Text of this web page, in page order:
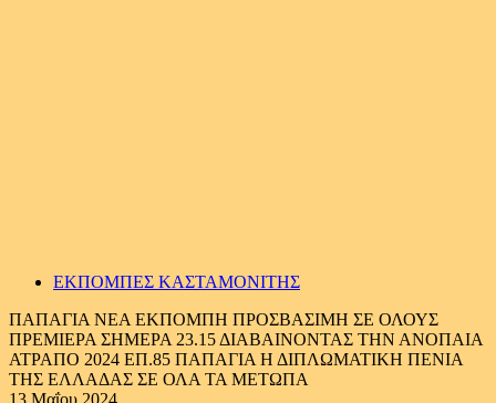
ΕΚΠΟΜΠΕΣ ΚΑΣΤΑΜΟΝΙΤΗΣ
ΠΑΠΑΓΙΑ ΝΕΑ ΕΚΠΟΜΠΗ ΠΡΟΣΒΑΣΙΜΗ ΣΕ ΟΛΟΥΣ
ΠΡΕΜΙΕΡΑ ΣΗΜΕΡΑ 23.15 ΔΙΑΒΑΙΝΟΝΤΑΣ ΤΗΝ ΑΝΟΠΑΙΑ
ΑΤΡΑΠΟ 2024 ΕΠ.85 ΠΑΠΑΓΙΑ Η ΔΙΠΛΩΜΑΤΙΚΗ ΠΕΝΙΑ
ΤΗΣ ΕΛΛΑΔΑΣ ΣΕ ΟΛΑ ΤΑ ΜΕΤΩΠΑ
13 Μαΐου 2024